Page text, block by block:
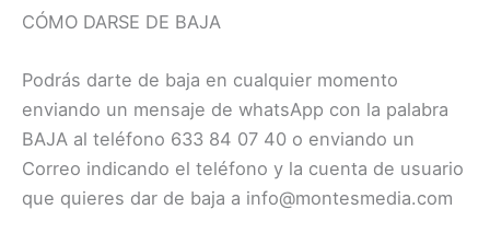
CÓMO DARSE DE BAJA
Podrás darte de baja en cualquier momento
enviando un mensaje de whatsApp con la palabra
BAJA al teléfono 633 84 07 40 o enviando un
Correo indicando el teléfono y la cuenta de usuario
que quieres dar de baja a info@montesmedia.com